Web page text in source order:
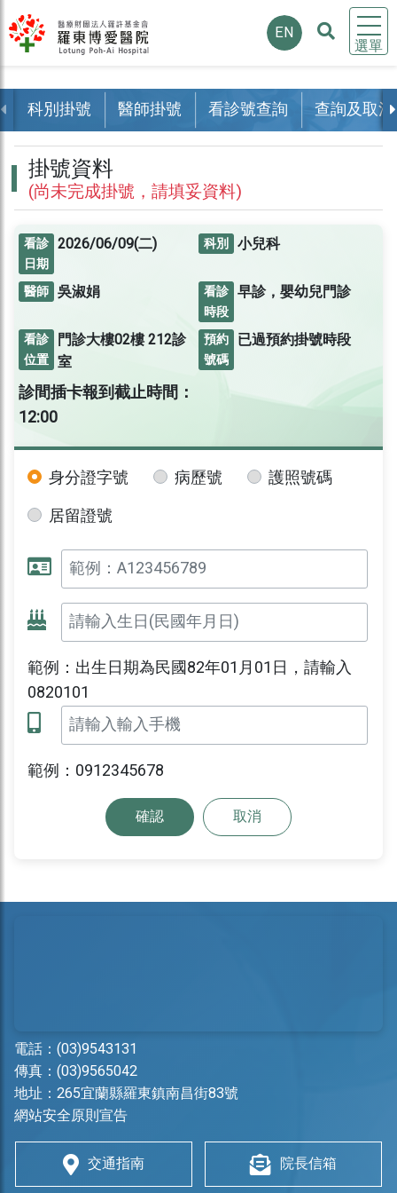
選單
EN
科別掛號 醫師掛號 看診號查詢 查詢及取消
掛號資料
(尚未完成掛號，請填妥資料)
看診
日期
2026/06/09(二) 科別 小兒科
醫師 吳淑娟
看診
時段
早診，嬰幼兒門診
看診
位置
門診大樓02樓212診
室
預約
號碼
已過預約掛號時段
診間插卡報到截止時間：
12:00
身分證字號 病歷號
護照號碼
居留證號
範例：出生日期為民國82年01月01日，請輸入
0820101
範例：0912345678
確認 取消
電話： (03)9543131
傳真：(03)9565042
地址： 265宜蘭縣羅東鎮南昌街83號
網站安全原則宣告
交通指南 院長信箱